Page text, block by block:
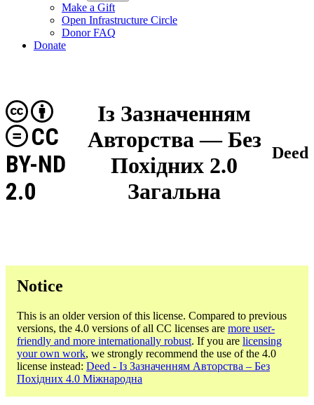
Make a Gift
Open Infrastructure Circle
Donor FAQ
Donate
Із Зазначенням
Авторства — Без
Похідних 2.0
Загальна
CC
BY-ND
2.0
Deed
Notice
This is an older version of this license. Compared to previous
versions, the 4.0 versions of all CC licenses are more user-
friendly and more internationally robust. If you are licensing
your own work, we strongly recommend the use of the 4.0
license instead: Deed - Із Зазначенням Авторства – Без
Похідних 4.0 Міжнародна